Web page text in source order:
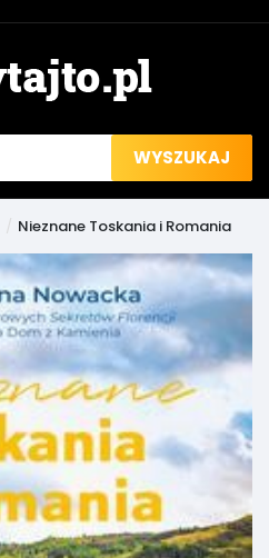
WYSZUKAJ
Nieznane Toskania i Romania